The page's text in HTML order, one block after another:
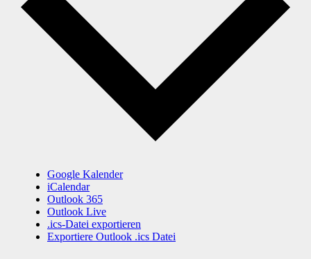
Google Kalender
iCalendar
Outlook 365
Outlook Live
.ics-Datei exportieren
Exportiere Outlook .ics Datei